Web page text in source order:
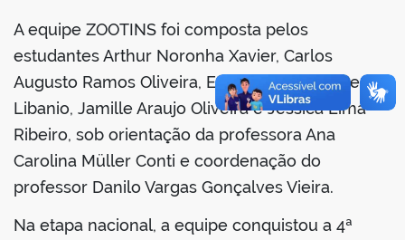
A equipe ZOOTINS foi composta pelos
estudantes Arthur Noronha Xavier, Carlos
Augusto Ramos Oliveira, Entony Daniel de Jesus
Libanio, Jamille Araujo Oliveira e Jessica Lima
Ribeiro, sob orientação da professora Ana
Carolina Müller Conti e coordenação do
professor Danilo Vargas Gonçalves Vieira.
Na etapa nacional, a equipe conquistou a 4ª